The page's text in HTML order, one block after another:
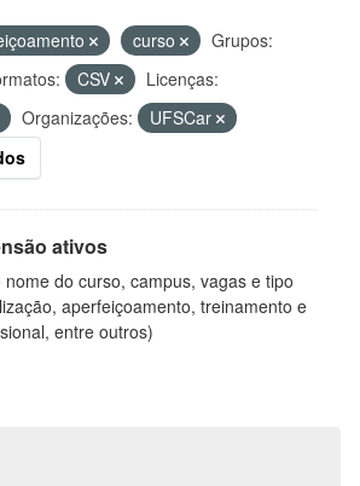
curso
Grupos:
CSV
Licenças:
Organizações:
UFSCar
ativos
do curso, campus, vagas e tipo
aperfeiçoamento, treinamento e
entre outros)